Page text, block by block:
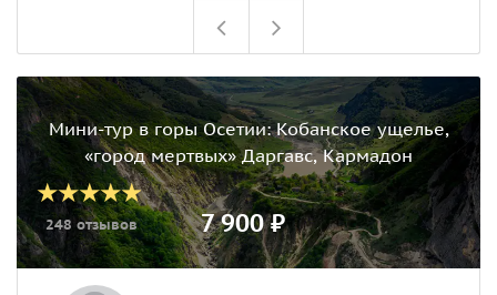
Мини-тур в горы Осетии: Кобанское ущелье,
«город мертвых» Даргавс, Кармадон
248 отзывов 7 900 ₽